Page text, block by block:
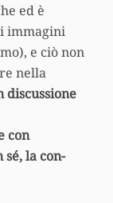
ed è
immagini
e ciò non
nella
discussione
con
sé, la con-